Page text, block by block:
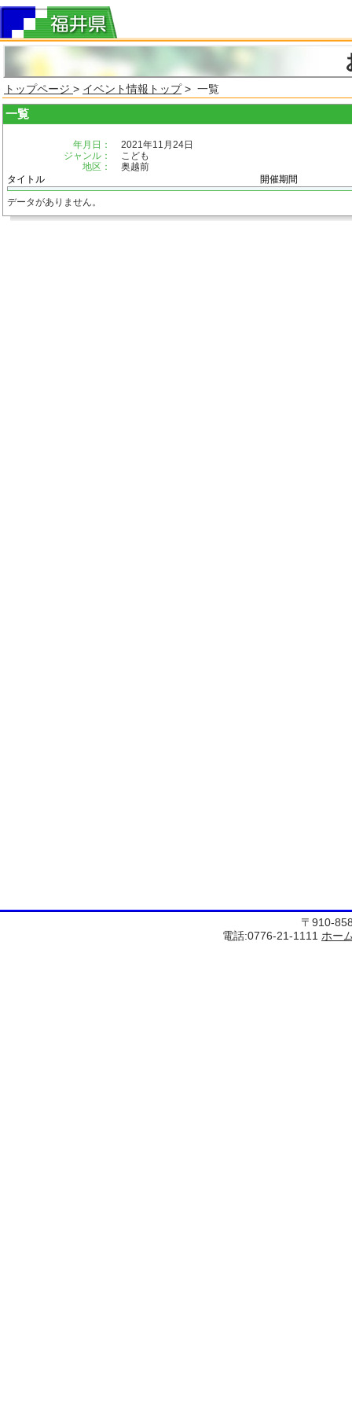
トップページ > イベント情報トップ> 一覧
一覧
年月日：
2021年11月24日
ジャンル：
こども
地区：
奥越前
タイトル
開催期間
データがありません。
〒910-
電話:0776-21-1111 ホー